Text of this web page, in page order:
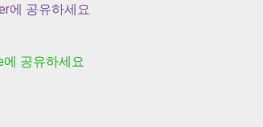
에 공유하세요
에 공유하세요